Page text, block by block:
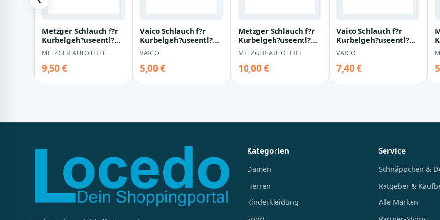
Metzger Schlauch f?r
Kurbelgeh?useentl?
ftung BMW 3er 5er
2380009
METZGER AUTOTEILE
9,50 €
Vaico Schlauch f?r
Kurbelgeh?useentl?
ftung BMW X5 E53
V20-1994
VAICO
5,00 €
Metzger Schlauch f?r
Kurbelgeh?useentl?
ftung BMW 3er 5er 7er
X3 Z3 Z4…
METZGER AUTOTEILE
10,00 €
Vaico Schlauch f?r
Kurbelgeh?useentl?
ftung Audi A4 A6
Skoda Superb VW…
VAICO
7,40 €
Kategorien
Damen
Herren
Kinderkleidung
Service
Schnäppchen &
Ratgeber &
Alle Marken